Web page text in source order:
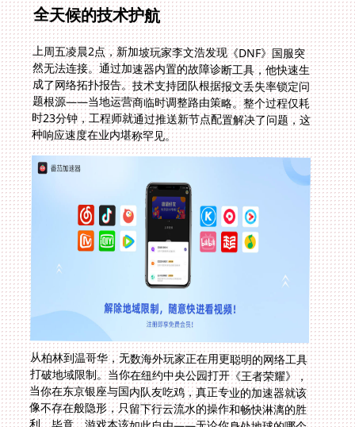
全天候的技术护航
上周五凌晨2点，新加坡玩家李文浩发现《DNF》国服突
然无法连接。通过加速器内置的故障诊断工具，他快速生
成了网络拓扑报告。技术支持团队根据报文丢失率锁定问
题根源——当地运营商临时调整路由策略。整个过程仅耗
时23分钟，工程师就通过推送新节点配置解决了问题，这
种响应速度在业内堪称罕见。
从柏林到温哥华，无数海外玩家正在用更聪明的网络工具
打破地域限制。当你在纽约中央公园打开《王者荣耀》，
当你在东京银座与国内队友吃鸡，真正专业的加速器就该
像不存在般隐形，只留下行云流水的操作和畅快淋漓的胜
利。毕竟，游戏本该如此自由——无论你身处地球的哪个